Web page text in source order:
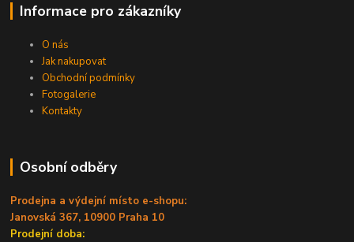
Informace pro zákazníky
O nás
Jak nakupovat
Obchodní podmínky
Fotogalerie
Kontakty
Osobní odběry
Prodejna a výdejní místo e-shopu:
Janovská 367, 10900 Praha 10
Prodejní doba: